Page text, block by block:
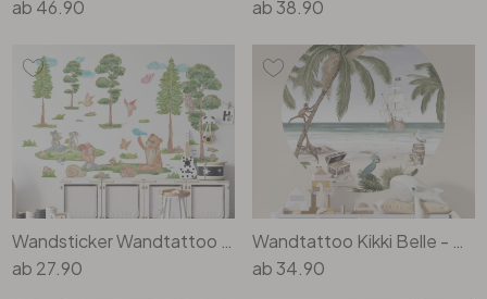
ab 46.90
ab38.90
ab 27.90
ab34.90